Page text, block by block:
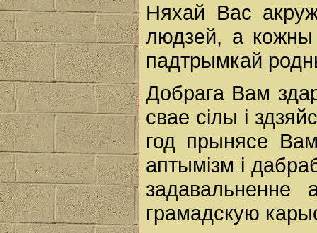
Няхай Вас
людзей, а кожны
падтрымкай
Добрага Вам
свае сілы і
год прынясе
аптымізм і
грамадскую